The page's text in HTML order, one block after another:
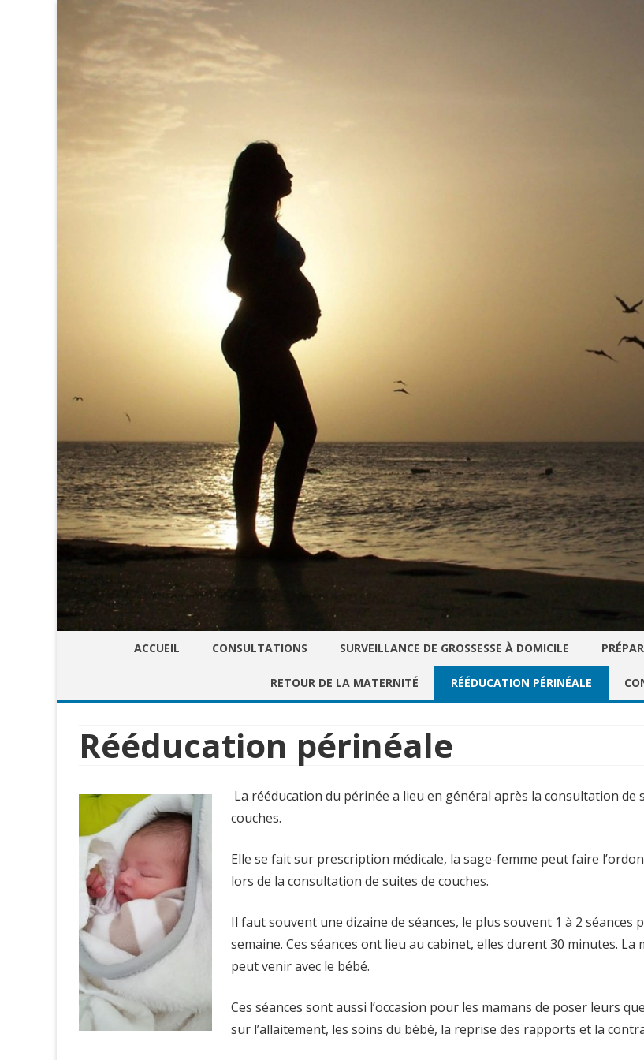
to
content
ACCUEIL CONSULTATIONS SURVEILLANCE DE GROSSESSE À DOMICILE
RETOUR DE LA MATERNITÉ RÉÉDUCATION PÉRINÉALE
Rééducation périnéale
La rééducation du périnée a lieu en général après la consultation de
couches.
Elle se fait sur prescription médicale, la sage-femme peut faire
lors de la consultation de suites de couches.
Il faut souvent une dizaine de séances, le plus souvent 1 à 2 séances
semaine. Ces séances ont lieu au cabinet, elles durent 30 minutes. La
peut venir avec le bébé.
Ces séances sont aussi l’occasion pour les mamans de poser leurs
sur l’allaitement, les soins du bébé, la reprise des rapports et la